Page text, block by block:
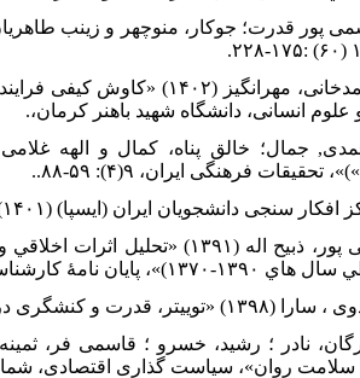
۱۷. محمدخانی، مهرانگیز
علوم انسانی، دانشگاه شهید باهنر کرمان،.
تحقیقات فرهنگی ایران، ۹(۴): ۵۹-۸۸..
۲۰. مکی پور، ذبیح اله (۱۳۹۱)
کارشناسی ارشد، دانشکدۀ علوم اداری و اقتصاد، دانشگاه اصفهان،.
روان»، سیاست گذاری اقتصادی، شمارۀ ۸(۱۵) : ۱۱۷-